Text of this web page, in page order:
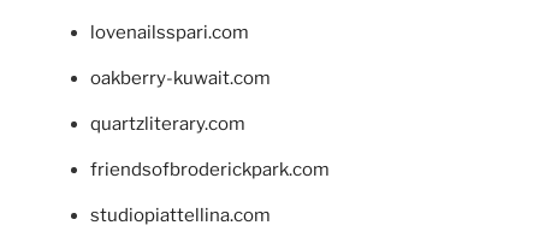
lovenailsspari.com
oakberry-kuwait.com
quartzliterary.com
friendsofbroderickpark.com
studiopiattellina.com